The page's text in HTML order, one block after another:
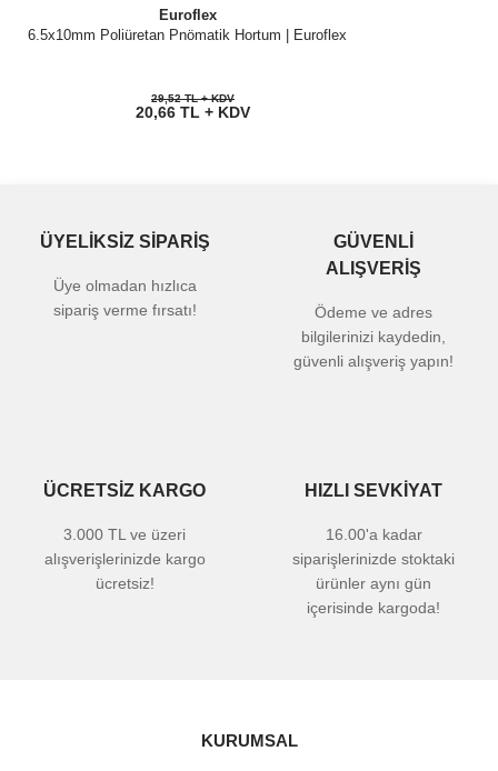
Euroflex
6.5x10mm Poliüretan Pnömatik Hortum | Euroflex
29,52 TL + KDV
20,66 TL + KDV
ÜYELİKSİZ SİPARİŞ
Üye olmadan hızlıca
sipariş verme fırsatı!
GÜVENLİ
ALIŞVERİŞ
Ödeme ve adres
bilgilerinizi kaydedin,
güvenli alışveriş yapın!
ÜCRETSİZ KARGO
3.000 TL ve üzeri
alışverişlerinizde kargo
ücretsiz!
HIZLI SEVKİYAT
16.00'a kadar
siparişlerinizde stoktaki
ürünler aynı gün
içerisinde kargoda!
KURUMSAL